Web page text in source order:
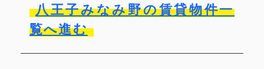
八王子みなみ野の賃貸物件一
覧へ進む